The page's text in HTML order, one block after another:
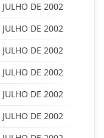
DE 2002
DE 2002
DE 2002
DE 2002
DE 2002
DE 2002